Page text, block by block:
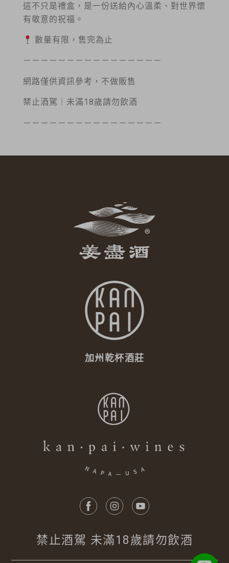
這不只是禮盒，是一份送給內心溫柔、對世界懷
有敬意的祝福。
數量有限，售完為止
－－－－－－－－－－－－－－－－
網路僅供資訊參考，不做販售
禁止酒駕｜未滿18歲請勿飲酒
－－－－－－－－－－－－－－－－
加州乾杯酒莊
禁止酒駕 未滿18歲請勿飲酒